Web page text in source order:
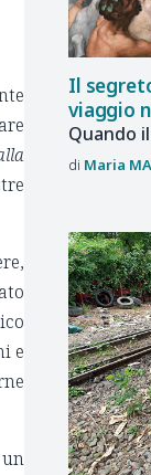
e
Il
viaggio
Quando
Maria